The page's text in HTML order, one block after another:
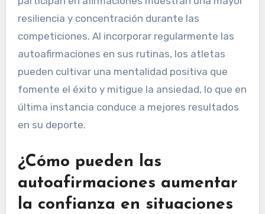
resiliencia y concentración durante las
competiciones. Al incorporar regularmente las
autoafirmaciones en sus rutinas, los atletas
pueden cultivar una mentalidad positiva que
fomente el éxito y mitigue la ansiedad, lo que en
última instancia conduce a mejores resultados
en su deporte.
¿Cómo pueden las
autoafirmaciones aumentar
la confianza en situaciones